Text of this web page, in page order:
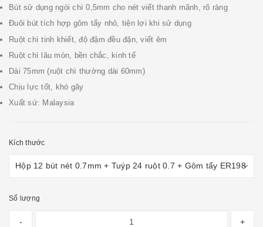
Bút sử dụng ngòi chì 0,5mm cho nét viết thanh mãnh, rõ ràng
Đuôi bút tích hợp gôm tẩy nhỏ, tiện lợi khi sử dụng
Ruột chì tinh khiết, độ đậm đều đặn, viết êm
Ruột chì lâu mòn, bền chắc, kinh tế
Dài 75mm (ruột chì thường dài 60mm)
Chịu lực tốt, khó gãy
Xuất sứ: Malaysia
Kích thước
Số lượng
- +